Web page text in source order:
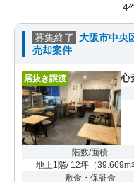
4
募集終了
大阪市中央
売却案件
居抜き譲渡 心
階数/面積
地上1階/ 12坪 （39.669m2
敷金・保証金